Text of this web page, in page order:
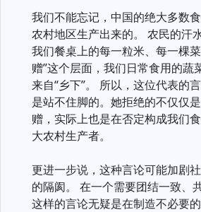
我们不能忘记，中国的绝大多数
农村地区生产出来的。 农民的汗
我们餐桌上的每一粒米、每一棵
赠”这个层面，我们日常食用的蔬
来自“乡下”。 所以，这位代表的
是站不住脚的。她拒绝的不仅仅
赠，实际上也是在否定构成我们
大农村生产者。
更进一步说，这种言论可能加剧
的隔阂。 在一个需要团结一致、
这样的言论无疑是在制造不必要